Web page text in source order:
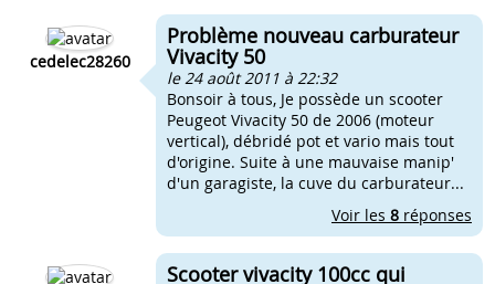
cedelec28260
Problème nouveau carburateur
Vivacity 50
le 24 août 2011 à 22:32
Bonsoir à tous, Je possède un scooter
Peugeot Vivacity 50 de 2006 (moteur
vertical), débridé pot et vario mais tout
d'origine. Suite à une mauvaise manip'
d'un garagiste, la cuve du carburateur...
Voir les 8 réponses
Scooter vivacity 100cc qui